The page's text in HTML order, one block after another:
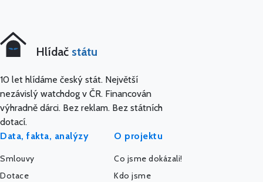
Hlídač státu
10 let hlídáme český stát. Největší
nezávislý watchdog v ČR. Financován
výhradně dárci. Bez reklam. Bez státních
dotací.
Data, fakta, analýzy
Smlouvy
Dotace
O projektu
Co jsme dokázali!
Kdo jsme